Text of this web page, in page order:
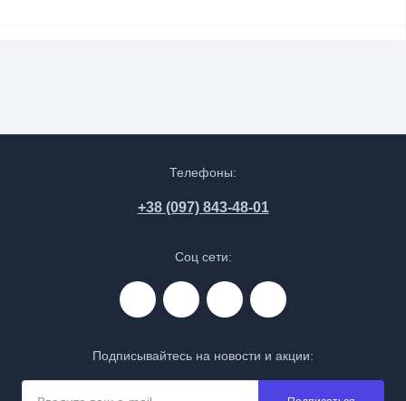
Телефоны:
+38 (097) 843-48-01
Соц сети:
Подписывайтесь на новости и акции: